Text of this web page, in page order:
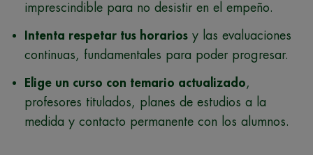
imprescindible para no desistir en el empeño.
Intenta respetar tus horarios y las evaluaciones
continuas, fundamentales para poder progresar.
Elige un curso con temario actualizado
profesores titulados, planes de estudios a la
medida y contacto permanente con los alumnos.